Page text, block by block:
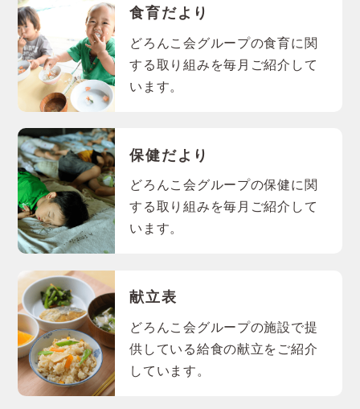
食育だより
どろんこ会グループの食育に関
する取り組みを毎月ご紹介して
います。
保健だより
どろんこ会グループの保健に関
する取り組みを毎月ご紹介して
います。
献立表
どろんこ会グループの施設で提
供している給食の献立をご紹介
しています。